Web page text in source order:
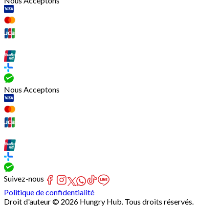
Nous Acceptons
Suivez-nous
Politique de confidentialité
Droit d'auteur © 2026 Hungry Hub. Tous droits réservés.